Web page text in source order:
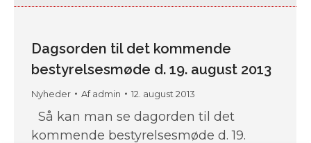
Dagsorden til det kommende
bestyrelsesmøde d. 19. august 2013
Nyheder Afadmin 12. august 2013
Så kan man se dagorden til det
kommende bestyrelsesmøde d. 19.